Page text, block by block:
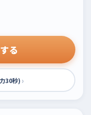
る
30秒) ›